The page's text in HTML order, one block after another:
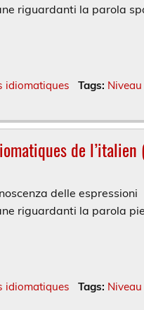
riguardanti la parola
idiomatiques Tags:
de l’italien
delle espressioni
riguardanti la parola
idiomatiques Tags: